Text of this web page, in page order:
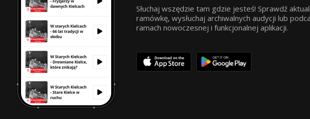
Słuchaj wszędzie tam gdzie jesteś! Sprawdź
ramówkę, wysłuchaj archiwalnych audycji lub
ramach nowoczesnej i funkcjonalnej aplikacji.